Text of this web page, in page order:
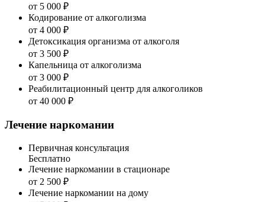
от 5 000 ₽
Кодирование от алкоголизма
от 4 000 ₽
Детоксикация организма от алкоголя
от 3 500 ₽
Капельница от алкоголизма
от 3 000 ₽
Реабилитационный центр для алкоголиков
от 40 000 ₽
Лечение наркомании
Первичная консультация
Бесплатно
Лечение наркомании в стационаре
от 2 500 ₽
Лечение наркомании на дому